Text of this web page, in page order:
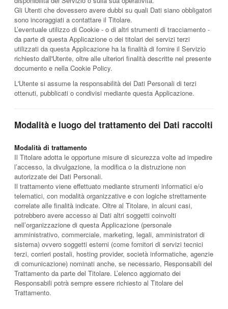
Gli Utenti che dovessero avere dubbi su quali Dati siano obbligatori
sono incoraggiati a contattare il Titolare.
L’eventuale utilizzo di Cookie - o di altri strumenti di tracciamento -
da parte di questa Applicazione o dei titolari dei servizi terzi
utilizzati da questa Applicazione ha la finalità di fornire il Servizio
richiesto dall'Utente, oltre alle ulteriori finalità descritte nel presente
documento e nella Cookie Policy.
L'Utente si assume la responsabilità dei Dati Personali di terzi
ottenuti, pubblicati o condivisi mediante questa Applicazione.
Modalità e luogo del trattamento dei Dati raccolti
Modalità di trattamento
Il Titolare adotta le opportune misure di sicurezza volte ad impedire
l’accesso, la divulgazione, la modifica o la distruzione non
autorizzate dei Dati Personali.
Il trattamento viene effettuato mediante strumenti informatici e/o
telematici, con modalità organizzative e con logiche strettamente
correlate alle finalità indicate. Oltre al Titolare, in alcuni casi,
potrebbero avere accesso ai Dati altri soggetti coinvolti
nell’organizzazione di questa Applicazione (personale
amministrativo, commerciale, marketing, legali, amministratori di
sistema) ovvero soggetti esterni (come fornitori di servizi tecnici
terzi, corrieri postali, hosting provider, società informatiche, agenzie
di comunicazione) nominati anche, se necessario, Responsabili del
Trattamento da parte del Titolare. L’elenco aggiornato dei
Responsabili potrà sempre essere richiesto al Titolare del
Trattamento.